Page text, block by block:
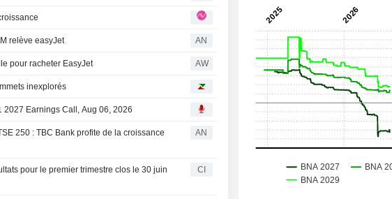
à la croissance
relève easyJet AN
pour racheter EasyJet AW
inexplorés
2027 Earnings Call, Aug 06, 2026
250 : TBC Bank profite de la croissance
AN
pour le premier trimestre clos le 30 juin
CI